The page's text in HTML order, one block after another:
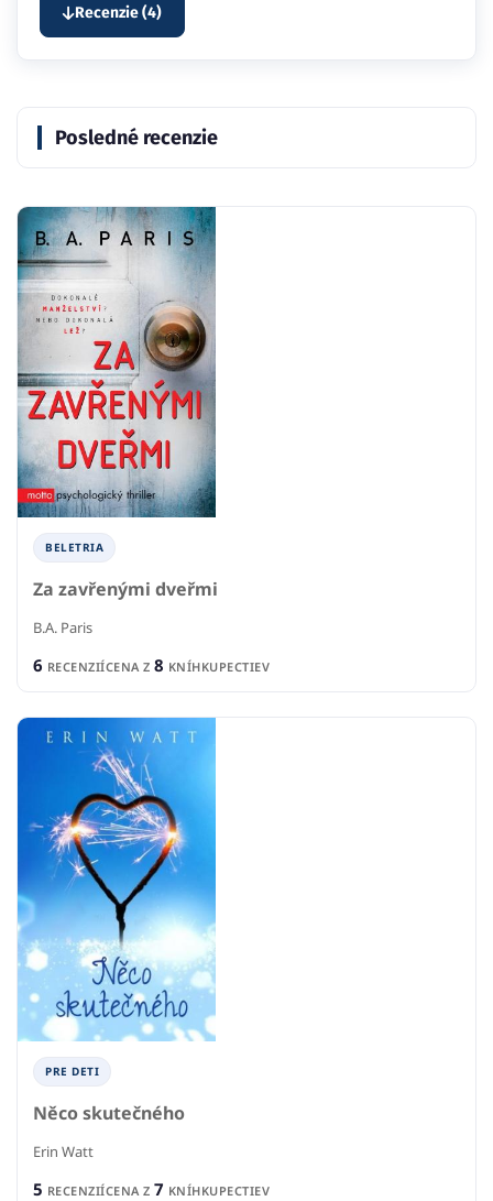
Recenzie (4)
Posledné recenzie
BELETRIA
Za zavřenými dveřmi
B.A. Paris
6 RECENZIÍCENA Z 8 KNÍHKUPECTIEV
PRE DETI
Něco skutečného
Erin Watt
5 RECENZIÍCENA Z 7 KNÍHKUPECTIEV